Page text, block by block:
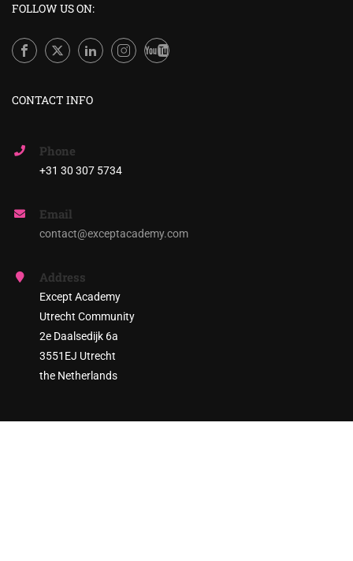
FOLLOW US ON:
CONTACT INFO
Phone
+31 30 307 5734
Email
contact@exceptacademy.com
Address
Except Academy
Utrecht Community
2e Daalsedijk 6a
3551EJ Utrecht
the Netherlands